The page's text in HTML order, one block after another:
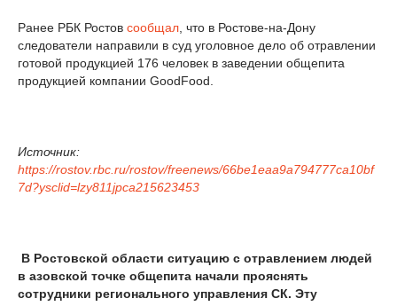
Ранее РБК Ростов сообщал , что в Ростове-на-Дону
следователи направили в суд уголовное дело об отравлении
готовой продукцией 176 человек в заведении общепита
продукцией компании GoodFood.
Источник:
https://rostov.rbc.ru/rostov/freenews/66be1eaa9a794777ca10bf
7d?ysclid=lzy811jpca215623453
В Ростовской области ситуацию с отравлением людей
в азовской точке общепита начали прояснять
сотрудники регионального управления СК. Эту